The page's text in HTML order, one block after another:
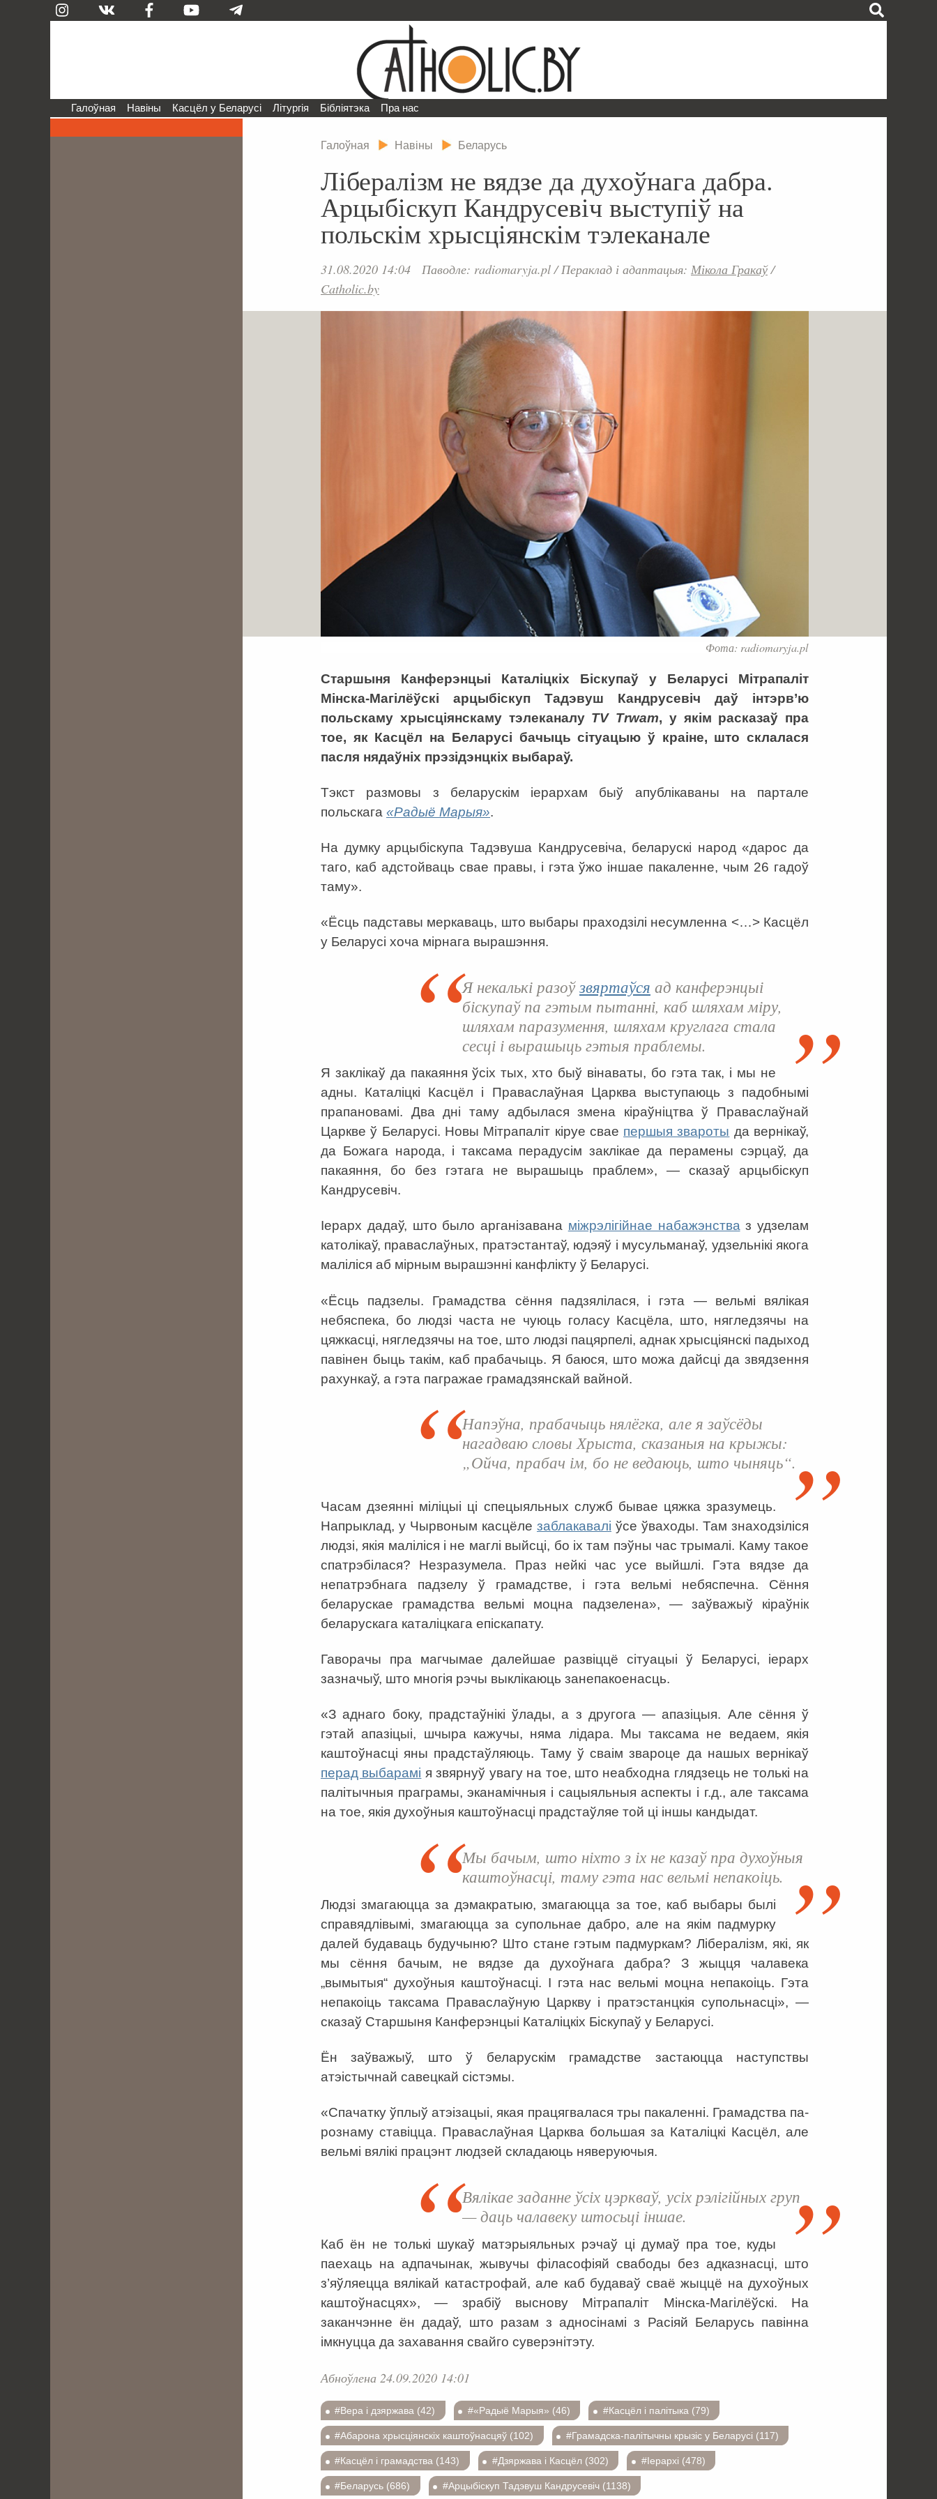
Галоўная Навіны Касцёл у Беларусі Літургія Бібліятэка Пра нас
Галоўная Навіны Беларусь
Лібералізм не вядзе да духоўнага дабра.
Арцыбіскуп Кандрусевіч выступіў на
польскім хрысціянскім тэлеканале
31.08.2020 14:04 Паводле: radiomaryja.pl/Пераклад і адаптацыя: Мікола Гракаў/
Catholic.by
Фота: radiomaryja.pl
Старшыня Канферэнцыі Каталіцкіх Біскупаў у Беларусі Мітрапаліт
Мінска-Магілёўскі арцыбіскуп Тадэвуш Кандрусевіч даў інтэрв’ю
польскаму хрысціянскаму тэлеканалу TV Trwam, у якім расказаў пра
тое, як Касцёл на Беларусі бачыць сітуацыю ў краіне, што склалася
пасля нядаўніх прэзідэнцкіх выбараў.
Тэкст размовы з беларускім іерархам быў апублікаваны на партале
польскага «Радыё Марыя».
На думку арцыбіскупа Тадэвуша Кандрусевіча, беларускі народ «дарос да
таго, каб адстойваць свае правы, і гэта ўжо іншае пакаленне, чым 26 гадоў
таму».
«Ёсць падставы меркаваць, што выбары праходзілі несумленна <…> Касцёл
у Беларусі хоча мірнага вырашэння.
Я некалькі разоўзвяртаўся ад канферэнцыі
біскупаў па гэтым пытанні, каб шляхам міру,
шляхам паразумення, шляхам круглага стала
сесці і вырашыць гэтыя праблемы.
Я заклікаў да пакаяння ўсіх тых, хто быў вінаваты, бо гэта так, і мы не
адны. Каталіцкі Касцёл і Праваслаўная Царква выступаюць з падобнымі
прапановамі. Два дні таму адбылася змена кіраўніцтва ў Праваслаўнай
Царкве ў Беларусі. Новы Мітрапаліт кіруе свае першыя звароты да вернікаў,
да Божага народа, і таксама перадусім заклікае да перамены сэрцаў, да
пакаяння, бо без гэтага не вырашыць праблем», — сказаў арцыбіскуп
Кандрусевіч.
Іерарх дадаў, што было арганізавана міжрэлігійнае набажэнстваз удзелам
католікаў, праваслаўных, пратэстантаў, юдэяў і мусульманаў, удзельнікі якога
маліліся аб мірным вырашэнні канфлікту ў Беларусі.
«Ёсць падзелы. Грамадства сёння падзялілася, і гэта — вельмі вялікая
небяспека, бо людзі часта не чуюць голасу Касцёла, што, нягледзячы на
цяжкасці, нягледзячы на тое, што людзі пацярпелі, аднак хрысціянскі падыход
павінен быць такім, каб прабачыць. Я баюся, што можа дайсці да звядзення
рахункаў, а гэта пагражае грамадзянскай вайной.
Напэўна, прабачыць нялёгка, але я заўсёды
нагадваю словы Хрыста, сказаныя на крыжы:
„Ойча, прабач ім, бо не ведаюць, што чыняць“.
Часам дзеянні міліцыі ці спецыяльных служб бывае цяжка зразумець.
Напрыклад, у Чырвоным касцёле заблакавалі ўсе ўваходы. Там знаходзіліся
людзі, якія маліліся і не маглі выйсці, бо іх там пэўны час трымалі. Каму такое
спатрэбілася? Незразумела. Праз нейкі час усе выйшлі. Гэта вядзе да
непатрэбнага падзелу ў грамадстве, і гэта вельмі небяспечна. Сёння
беларускае грамадства вельмі моцна падзелена», — заўважыў кіраўнік
беларускага каталіцкага епіскапату.
Гаворачы пра магчымае далейшае развіццё сітуацыі ў Беларусі, іерарх
зазначыў, што многія рэчы выклікаюць занепакоенасць.
«З аднаго боку, прадстаўнікі ўлады, а з другога — апазіцыя. Але сёння ў
гэтай апазіцыі, шчыра кажучы, няма лідара. Мы таксама не ведаем, якія
каштоўнасці яны прадстаўляюць. Таму ў сваім звароце да нашых вернікаў
перад выбарамі я звярнуў увагу на тое, што неабходна глядзець не толькі на
палітычныя праграмы, эканамічныя і сацыяльныя аспекты і г.д., але таксама
на тое, якія духоўныя каштоўнасці прадстаўляе той ці іншы кандыдат.
Мы бачым, што ніхто з іх не казаў пра духоўныя
каштоўнасці, таму гэта нас вельмі непакоіць.
Людзі змагаюцца за дэмакратыю, змагаюцца за тое, каб выбары былі
справядлівымі, змагаюцца за супольнае дабро, але на якім падмурку
далей будаваць будучыню? Што стане гэтым падмуркам? Лібералізм, які, як
мы сёння бачым, не вядзе да духоўнага дабра? З жыцця чалавека
„вымытыя“ духоўныя каштоўнасці. І гэта нас вельмі моцна непакоіць. Гэта
непакоіць таксама Праваслаўную Царкву і пратэстанцкія супольнасці», —
сказаў Старшыня Канферэнцыі Каталіцкіх Біскупаў у Беларусі.
Ён заўважыў, што ў беларускім грамадстве застаюцца наступствы
атэістычнай савецкай сістэмы.
«Спачатку ўплыў атэізацыі, якая працягвалася тры пакаленні. Грамадства па-
рознаму ставіцца. Праваслаўная Царква большая за Каталіцкі Касцёл, але
вельмі вялікі працэнт людзей складаюць няверуючыя.
Вялікае заданне ўсіх цэркваў, усіх рэлігійных груп
— даць чалавеку штосьці іншае.
Каб ён не толькі шукаў матэрыяльных рэчаў ці думаў пра тое, куды
паехаць на адпачынак, жывучы філасофіяй свабоды без адказнасці, што
з’яўляецца вялікай катастрофай, але каб будаваў сваё жыццё на духоўных
каштоўнасцях», — зрабіў выснову Мітрапаліт Мінска-Магілёўскі. На
заканчэнне ён дадаў, што разам з адносінамі з Расіяй Беларусь павінна
імкнуцца да захавання свайго суверэнітэту.
Абноўлена 24.09.2020 14:01
#Вера і дзяржава (42) #«Радыё Марыя» (46) #Касцёл і палітыка (79)
#Абарона хрысціянскіх каштоўнасцяў (102) #Грамадска-палітычны крызіс у Беларусі (117)
#Касцёл і грамадства (143) #Дзяржава і Касцёл (302) #Іерархі (478)
#Беларусь (686) #Арцыбіскуп Тадэвуш Кандрусевіч (1138)